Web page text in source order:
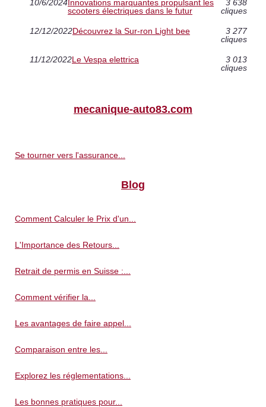
10/6/2024Innovations marquantes propulsant les
scooters électriques dans le futur
3 638
cliques
12/12/2022Découvrez la Sur-ron Light bee
3 277
cliques
11/12/2022Le Vespa elettrica
3 013
cliques
mecanique-auto83.com
Se tourner vers l'assurance...
Blog
Comment Calculer le Prix d'un...
L'Importance des Retours...
Retrait de permis en Suisse :...
Comment vérifier la...
Les avantages de faire appel...
Comparaison entre les...
Explorez les réglementations...
Les bonnes pratiques pour...